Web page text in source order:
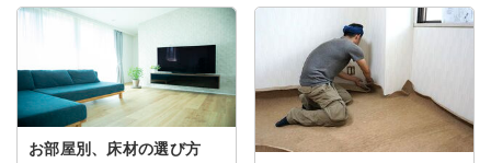
お部屋別、床材の選び方